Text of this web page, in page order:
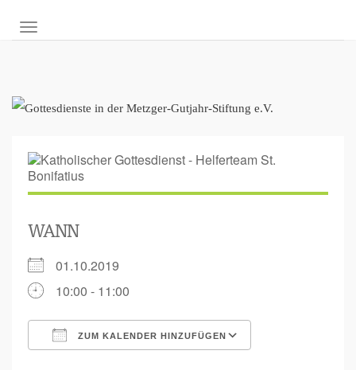
NAVIGATION UMSCHALTEN
WANN
01.10.2019
10:00 - 11:00
ZUM KALENDER HINZUFÜGEN